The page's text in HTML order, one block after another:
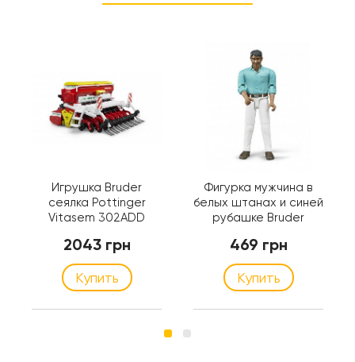
Игрушка Bruder
сеялка Pottinger
Vitasem 302ADD
2043 грн
Купить
Фигурка мужчина в
белых штанах и синей
рубашке Bruder
469 грн
Купить